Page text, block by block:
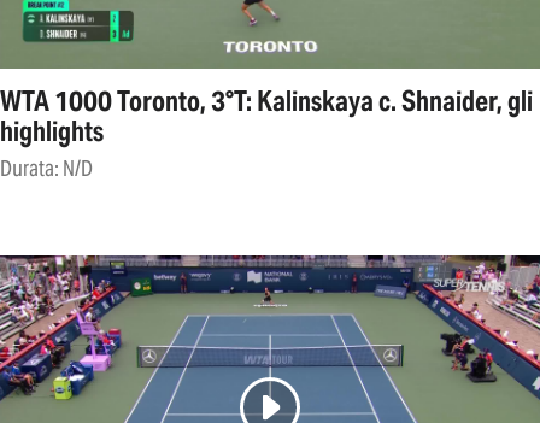
WTA 1000 Toronto, 3°T: Kalinskaya c. Shnaider, gli
highlights
Durata: N/D